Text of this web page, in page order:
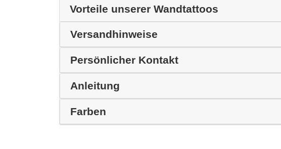
Vorteile unserer Wandtattoos
Versandhinweise
Persönlicher Kontakt
Anleitung
Farben